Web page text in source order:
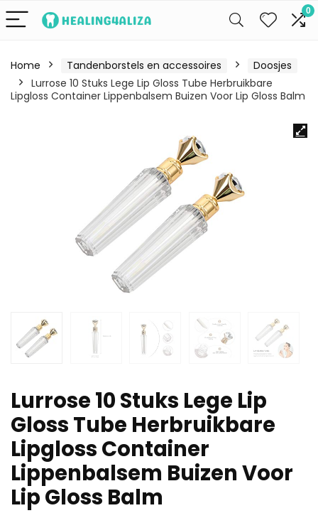
0
Home Tandenborstels en accessoires
Doosjes
Lurrose 10 Stuks Lege Lip Gloss Tube Herbruikbare
Lipgloss Container Lippenbalsem Buizen Voor Lip Gloss Balm
Lurrose 10 Stuks Lege Lip
Gloss Tube Herbruikbare
Lipgloss Container
Lippenbalsem Buizen Voor
Lip Gloss Balm